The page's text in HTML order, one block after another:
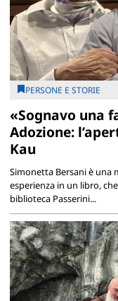
PERSONE E STORIE
«Sognavo una
Adozione:
Kau
Simonetta Bersani è una
esperienza in un libro,
biblioteca Passerini...